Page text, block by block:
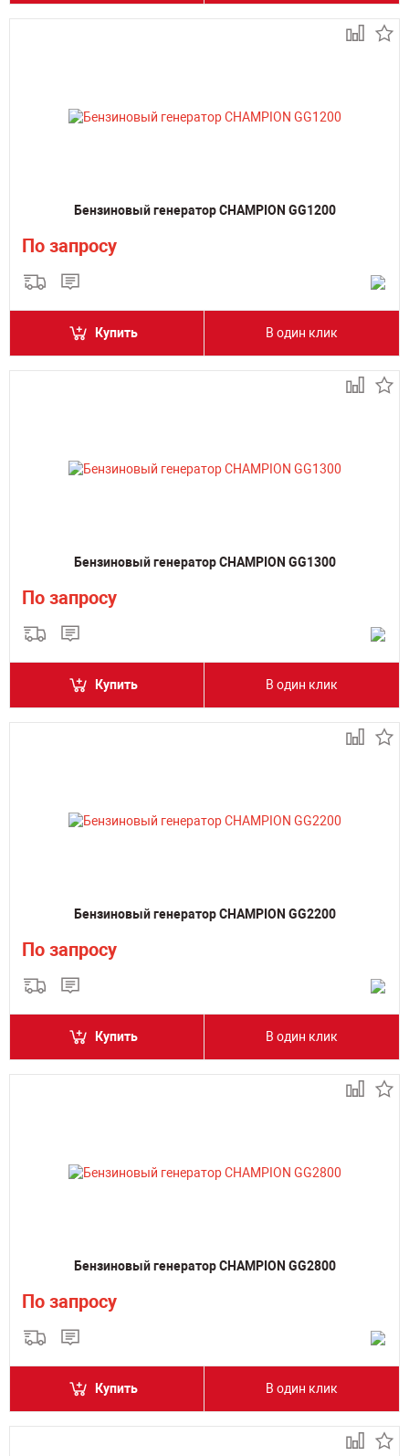
Бензиновый генератор CHAMPION GG1200
По запросу
Купить В один клик
Бензиновый генератор CHAMPION GG1300
По запросу
Купить В один клик
Бензиновый генератор CHAMPION GG2200
По запросу
Купить В один клик
Бензиновый генератор CHAMPION GG2800
По запросу
Купить В один клик